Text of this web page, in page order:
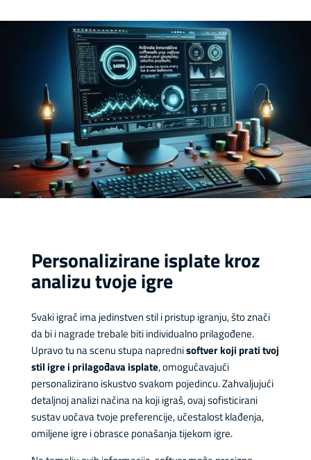
Personalizirane isplate kroz
analizu tvoje igre
Svaki igrač ima jedinstven stil i pristup igranju, što znači
da bi i nagrade trebale biti individualno prilagođene.
Upravo tu na scenu stupa naprednisoftver koji prati tvoj
stil igre i prilagođava isplate, omogućavajući
personalizirano iskustvo svakom pojedincu. Zahvaljujući
detaljnoj analizi načina na koji igraš, ovaj sofisticirani
sustav uočava tvoje preferencije, učestalost klađenja,
omiljene igre i obrasce ponašanja tijekom igre.